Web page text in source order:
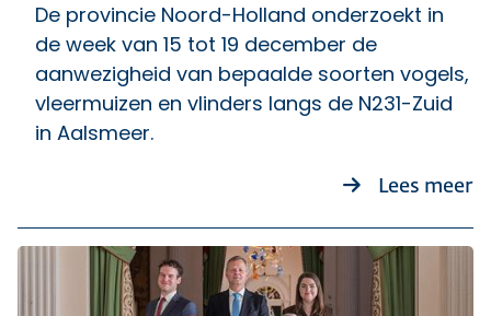
De provincie Noord-Holland onderzoekt in
de week van 15 tot 19 december de
aanwezigheid van bepaalde soorten vogels,
vleermuizen en vlinders langs de N231-Zuid
in Aalsmeer.
Lees meer